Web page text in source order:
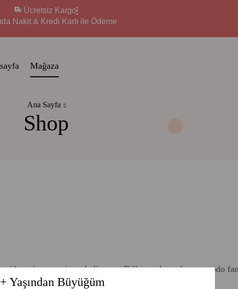
Yaşından Büyüğüm
Ücretsiz Kargo
Nakit & Kredi Kartı ile Ödeme
Mağaza
Ana Sayfa
Shop
et viverra euismod aliquam. Tellus malesuada commodo